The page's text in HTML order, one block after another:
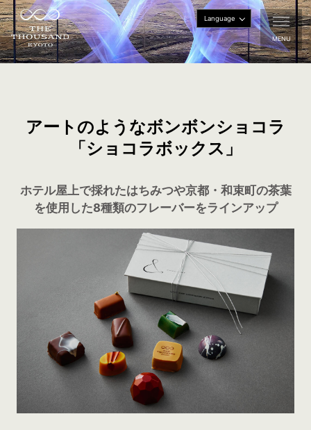
Language
MENU
アートのようなボンボンショコラ
「ショコラボックス」
ホテル屋上で採れたはちみつや京都・和束町の茶葉
を使用した8種類のフレーバーをラインアップ